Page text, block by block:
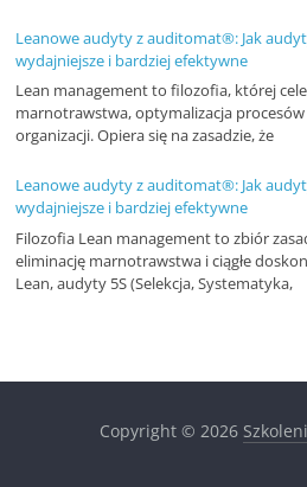
y
u
ł
y
,
i
n
r
a
Leanowe audyty z auditomat®: Jak
wydajniejsze i bardziej efektywne
Lean management to filozofia, której
marnotrawstwa, optymalizacja procesów
organizacji. Opiera się na zasadzie, że
Leanowe audyty z auditomat®: Jak
wydajniejsze i bardziej efektywne
Filozofia Lean management to zbiór
eliminację marnotrawstwa i ciągłe
Lean, audyty 5S (Selekcja, Systematyka,
Copyright © 2026